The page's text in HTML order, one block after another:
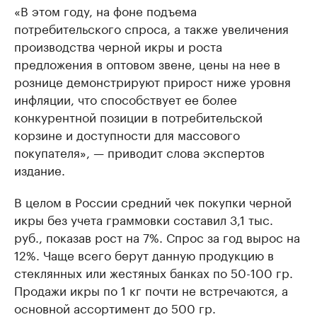
«В этом году, на фоне подъема
потребительского спроса, а также увеличения
производства черной икры и роста
предложения в оптовом звене, цены на нее в
рознице демонстрируют прирост ниже уровня
инфляции, что способствует ее более
конкурентной позиции в потребительской
корзине и доступности для массового
покупателя», — приводит слова экспертов
издание.
В целом в России средний чек покупки черной
икры без учета граммовки составил 3,1 тыс.
руб., показав рост на 7%. Спрос за год вырос на
12%. Чаще всего берут данную продукцию в
стеклянных или жестяных банках по 50-100 гр.
Продажи икры по 1 кг почти не встречаются, а
основной ассортимент до 500 гр.